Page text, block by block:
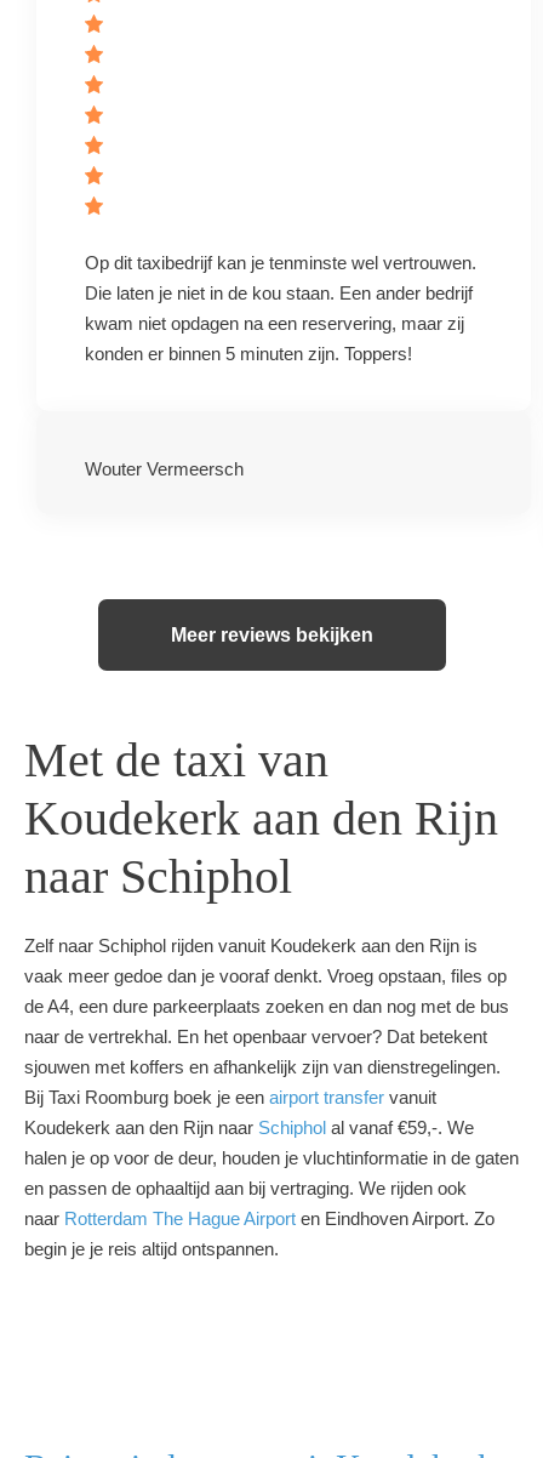
Op dit taxibedrijf kan je tenminste wel vertrouwen.
Die laten je niet in de kou staan. Een ander bedrijf
kwam niet opdagen na een reservering, maar zij
konden er binnen 5 minuten zijn. Toppers!
Wouter Vermeersch
Meer reviews bekijken
Met de taxi van
Koudekerk aan den Rijn
naar Schiphol
Zelf naar Schiphol rijden vanuit Koudekerk aan den Rijn is
vaak meer gedoe dan je vooraf denkt. Vroeg opstaan, files op
de A4, een dure parkeerplaats zoeken en dan nog met de bus
naar de vertrekhal. En het openbaar vervoer? Dat betekent
sjouwen met koffers en afhankelijk zijn van dienstregelingen.
Bij Taxi Roomburg boek je een airport transfer vanuit
Koudekerk aan den Rijn naar Schiphol al vanaf €59,-. We
halen je op voor de deur, houden je vluchtinformatie in de gaten
en passen de ophaaltijd aan bij vertraging. We rijden ook
naar Rotterdam The Hague Airport en Eindhoven Airport. Zo
begin je je reis altijd ontspannen.